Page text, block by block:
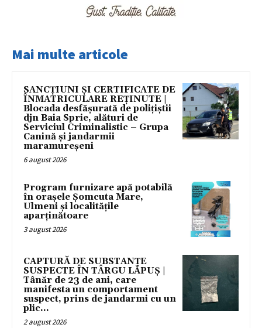
Mai multe articole
SANCȚIUNI ȘI CERTIFICATE DE
ÎNMATRICULARE REȚINUTE |
Blocada desfășurată de polițiștii
djn Baia Sprie, alături de
Serviciul Criminalistic – Grupa
Canină și jandarmii
maramureșeni
6 august 2026
Program furnizare apă potabilă
în orașele Șomcuta Mare,
Ulmeni și localitățile
aparținătoare
3 august 2026
CAPTURĂ DE SUBSTANȚE
SUSPECTE ÎN TÂRGU LĂPUȘ |
Tânăr de 23 de ani, care
manifesta un comportament
suspect, prins de jandarmi cu un
plic...
2 august 2026